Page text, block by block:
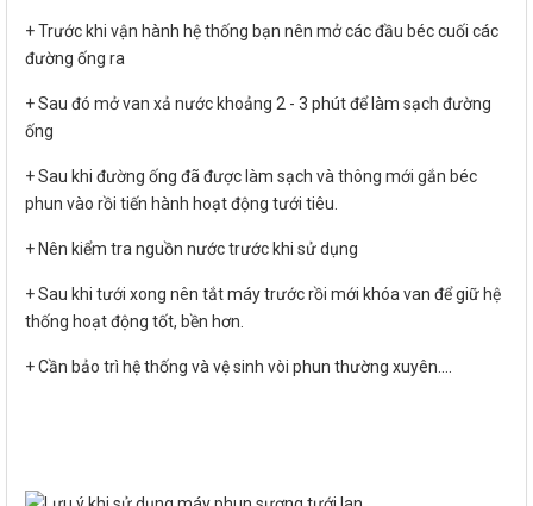
+ Trước khi vận hành hệ thống bạn nên mở các đầu béc cuối các
đường ống ra
+ Sau đó mở van xả nước khoảng 2 - 3 phút để làm sạch đường
ống
+ Sau khi đường ống đã được làm sạch và thông mới gắn béc
phun vào rồi tiến hành hoạt động tưới tiêu.
+ Nên kiểm tra nguồn nước trước khi sử dụng
+ Sau khi tưới xong nên tắt máy trước rồi mới khóa van để giữ hệ
thống hoạt động tốt, bền hơn.
+ Cần bảo trì hệ thống và vệ sinh vòi phun thường xuyên….